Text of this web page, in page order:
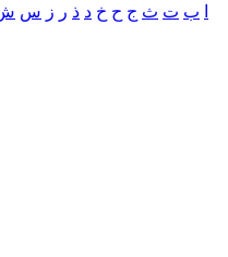
ب ت ث ج ح خ د ذ ر ز س